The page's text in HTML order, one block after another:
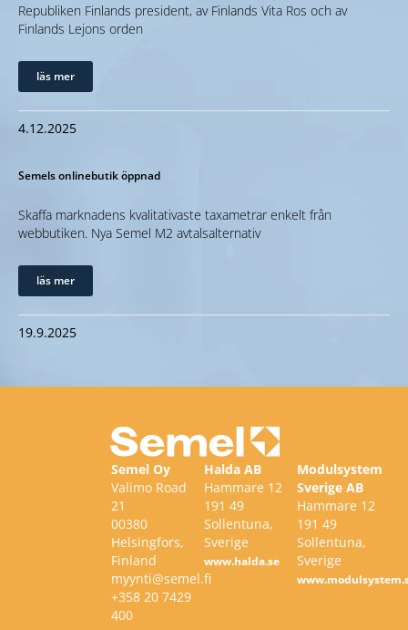
Republiken Finlands president, av Finlands Vita Ros och av
Finlands Lejons orden
läs mer
4.12.2025
Semels onlinebutik öppnad
Skaffa marknadens kvalitativaste taxametrar enkelt från
webbutiken. Nya Semel M2 avtalsalternativ
läs mer
19.9.2025
Semel Oy
Valimo Road
21
00380
Helsingfors,
Finland
myynti@semel.fi
+358 20 7429
400
Halda AB
Hammare 12
191 49
Sollentuna,
Sverige
www.halda.se
Modulsystem
Sverige AB
Hammare 12
191 49
Sollentuna,
Sverige